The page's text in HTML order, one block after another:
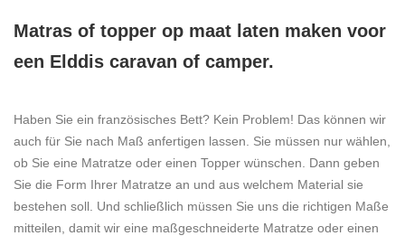
Matras of topper op maat laten maken voor
een Elddis caravan of camper.
Haben Sie ein französisches Bett? Kein Problem! Das können wir
auch für Sie nach Maß anfertigen lassen. Sie müssen nur wählen,
ob Sie eine Matratze oder einen Topper wünschen. Dann geben
Sie die Form Ihrer Matratze an und aus welchem Material sie
bestehen soll. Und schließlich müssen Sie uns die richtigen Maße
mitteilen, damit wir eine maßgeschneiderte Matratze oder einen